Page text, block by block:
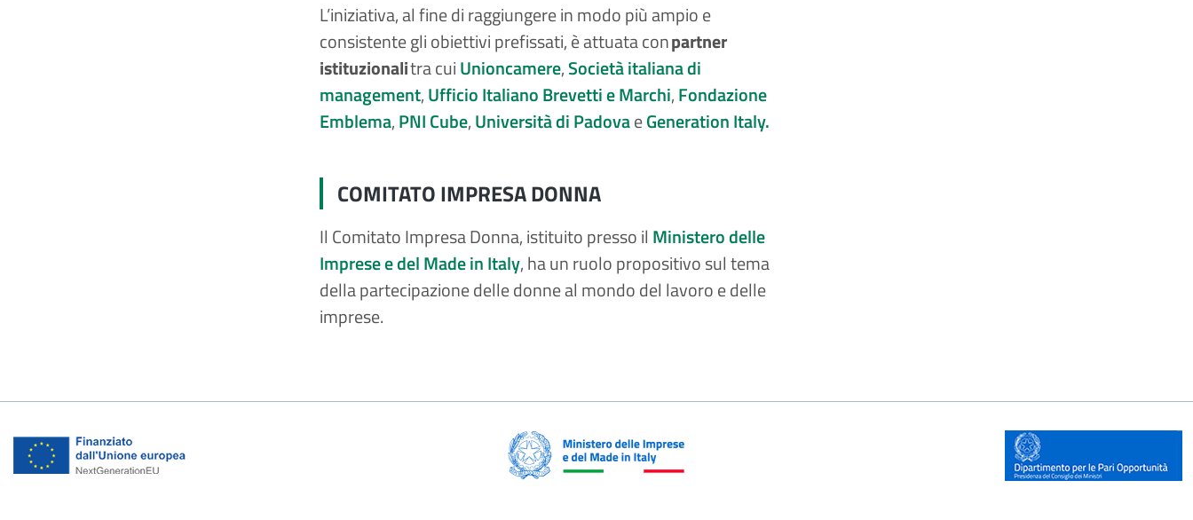
L’iniziativa, al fine di raggiungere in modo più ampio e
consistente gli obiettivi prefissati, è attuata conpartner
istituzionalitra cuiUnioncamere,Società italiana di
management,Ufficio Italiano Brevetti e Marchi,Fondazione
Emblema,PNI Cube,Università di PadovaeGeneration Italy.
COMITATO IMPRESA DONNA
Il Comitato Impresa Donna, istituito presso il Ministero delle
Imprese e del Made in Italy, ha un ruolo propositivo sul tema
della partecipazione delle donne al mondo del lavoro e delle
imprese.